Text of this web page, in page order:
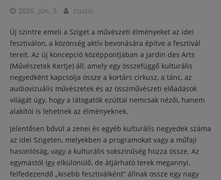
2026. jún. 5. zsuzsi
Új szintre emeli a Sziget a művészeti élményeket az idei
fesztiválon, a közönség aktív bevonására építve a fesztivál
tereit. Az új koncepció középpontjában a Jardin des Arts
(Művészetek Kertje) áll, amely egy összefüggő kulturális
negyedként kapcsolja össze a kortárs cirkusz, a tánc, az
audiovizuális művészetek és az összművészeti előadások
világát úgy, hogy a látogatók ezúttal nemcsak nézői, hanem
alakítói is lehetnek az élményeknek.
Jelentősen bővül a zenei és egyéb kulturális negyedek száma
az idei Szigeten, melyekben a programokat vagy a műfaji
hasonlóság, vagy a kulturális sokszínűség hozza össze. Az
egymástól így elkülönülő, de átjárható terek megannyi,
felfedezendő „kisebb fesztiválként” állnak össze egy nagy